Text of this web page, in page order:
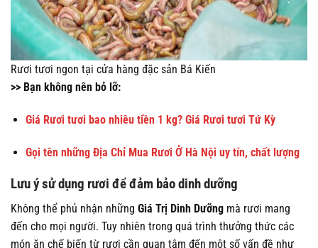
Rươi tươi ngon tại cửa hàng đặc sản Bá Kiến
>> Bạn không nên bỏ lỡ:
Giá Rươi tươi bao nhiêu tiền 1 kg? Giá Rươi tươi Tứ Kỳ
Gọi tên những Địa Chỉ Mua Rươi Ở Hà Nội uy tín, chất lượng
Lưu ý sử dụng rươi để đảm bảo dinh dưỡng
Không thể phủ nhận những Giá Trị Dinh Dưỡng mà rươi mang
đến cho mọi người. Tuy nhiên trong quá trình thưởng thức các
món ăn chế biến từ rươi cần quan tâm đến một số vấn đề như